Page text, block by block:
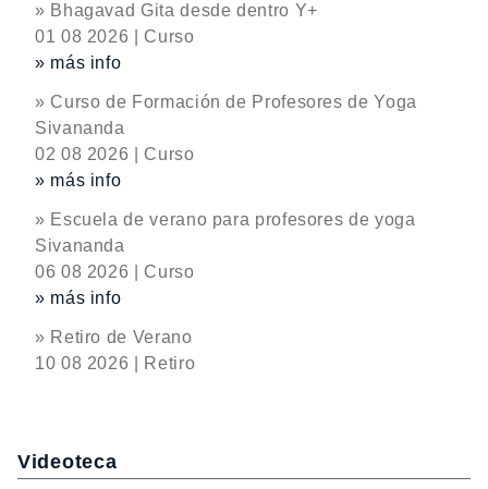
» Bhagavad Gita desde dentro Y+
01 08 2026 | Curso
» más info
» Curso de Formación de Profesores de Yoga
Sivananda
02 08 2026 | Curso
» más info
» Escuela de verano para profesores de yoga
Sivananda
06 08 2026 | Curso
» más info
» Retiro de Verano
10 08 2026 | Retiro
Videoteca